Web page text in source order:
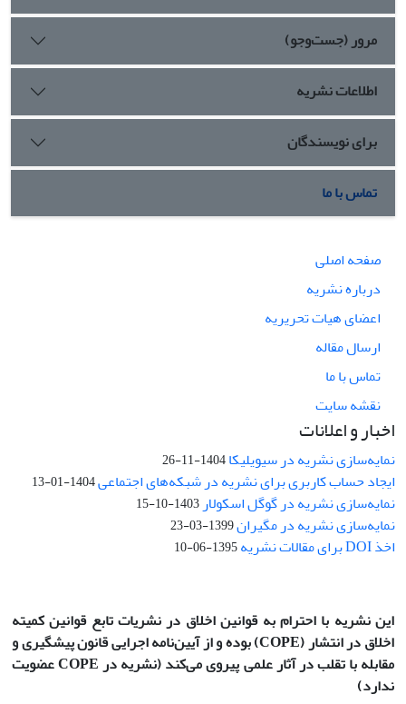
مرور (جست‌وجو)
اطلاعات نشریه
برای نویسندگان
تماس با ما
صفحه اصلی
درباره نشریه
اعضای هیات تحریریه
ارسال مقاله
تماس با ما
نقشه سایت
اخبار و اعلانات
نمایه‌سازی نشریه در سیویلیکا1404-11-26
ایجاد حساب کاربری برای نشریه در شبکه‌های اجتماعی1404-01-13
نمایه‌سازی نشریه در گوگل اسکولار 1403-10-15
نمایه‌سازی نشریه در مگیران1399-03-23
اخذ DOI برای مقالات نشریه 1395-06-10
این نشریه با احترام به قوانین اخلاق در نشریات تابع قوانین کمیته
اخلاق در انتشار(COPE)بوده و از آیین‌نامه اجرایی قانون پیشگیری و
مقابله با تقلب در آثار علمی پیروی می‌کند (نشریه در COPE عضویت
ندارد)